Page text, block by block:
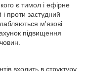
є тимол і ефірне
проти застудний
м'язові
підвищення
входить в структуру